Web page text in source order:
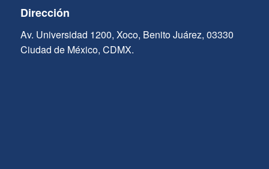
Dirección
Av. Universidad 1200, Xoco, Benito Juárez, 03330
Ciudad de México, CDMX.